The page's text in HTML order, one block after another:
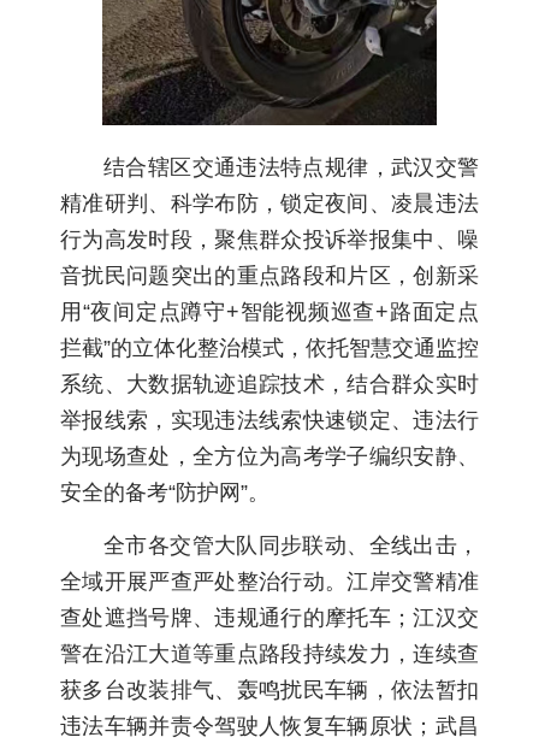
结合辖区交通违法特点规律，武汉交警
精准研判、科学布防，锁定夜间、凌晨违法
行为高发时段，聚焦群众投诉举报集中、噪
音扰民问题突出的重点路段和片区，创新采
用“夜间定点蹲守+智能视频巡查+路面定点
拦截”的立体化整治模式，依托智慧交通监控
系统、大数据轨迹追踪技术，结合群众实时
举报线索，实现违法线索快速锁定、违法行
为现场查处，全方位为高考学子编织安静、
安全的备考“防护网”。
全市各交管大队同步联动、全线出击，
全域开展严查严处整治行动。江岸交警精准
查处遮挡号牌、违规通行的摩托车；江汉交
警在沿江大道等重点路段持续发力，连续查
获多台改装排气、轰鸣扰民车辆，依法暂扣
违法车辆并责令驾驶人恢复车辆原状；武昌